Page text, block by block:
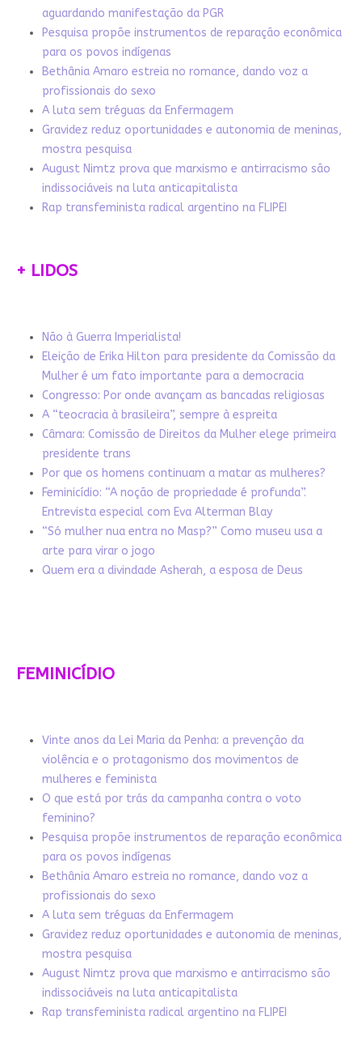
aguardando manifestação da PGR
Pesquisa propõe instrumentos de reparação econômica
para os povos indígenas
Bethânia Amaro estreia no romance, dando voz a
profissionais do sexo
A luta sem tréguas da Enfermagem
Gravidez reduz oportunidades e autonomia de meninas,
mostra pesquisa
August Nimtz prova que marxismo e antirracismo são
indissociáveis na luta anticapitalista
Rap transfeminista radical argentino na FLIPEI
+ LIDOS
Não à Guerra Imperialista!
Eleição de Erika Hilton para presidente da Comissão da
Mulher é um fato importante para a democracia
Congresso: Por onde avançam as bancadas religiosas
A “teocracia à brasileira”, sempre à espreita
Câmara: Comissão de Direitos da Mulher elege primeira
presidente trans
Por que os homens continuam a matar as mulheres?
Feminicídio: “A noção de propriedade é profunda”.
Entrevista especial com Eva Alterman Blay
“Só mulher nua entra no Masp?” Como museu usa a
arte para virar o jogo
Quem era a divindade Asherah, a esposa de Deus
FEMINICÍDIO
Vinte anos da Lei Maria da Penha: a prevenção da
violência e o protagonismo dos movimentos de
mulheres e feminista
O que está por trás da campanha contra o voto
feminino?
Pesquisa propõe instrumentos de reparação econômica
para os povos indígenas
Bethânia Amaro estreia no romance, dando voz a
profissionais do sexo
A luta sem tréguas da Enfermagem
Gravidez reduz oportunidades e autonomia de meninas,
mostra pesquisa
August Nimtz prova que marxismo e antirracismo são
indissociáveis na luta anticapitalista
Rap transfeminista radical argentino na FLIPEI